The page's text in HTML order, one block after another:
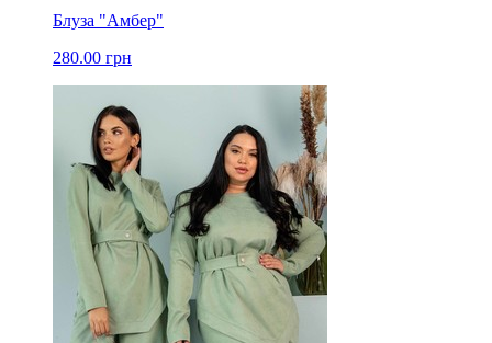
Блуза "Амбер"
280.00 грн